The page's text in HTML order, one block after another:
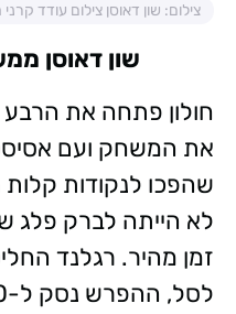
צילום: שון דאוסן צילום עודד
שון דאוסן
חולון פתחה את
את המשחק ועם
שהפכו לנקודות קלות
לא הייתה לברק פלג
זמן מהיר. רגלנד